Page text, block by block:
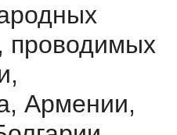
проводимых
Армении,